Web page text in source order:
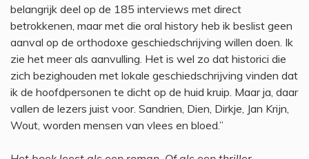
belangrijk deel op de 185 interviews met direct
betrokkenen, maar met die oral history heb ik beslist geen
aanval op de orthodoxe geschiedschrijving willen doen. Ik
zie het meer als aanvulling. Het is wel zo dat historici die
zich bezighouden met lokale geschiedschrijving vinden dat
ik de hoofdpersonen te dicht op de huid kruip. Maar ja, daar
vallen de lezers juist voor. Sandrien, Dien, Dirkje, Jan Krijn,
Wout, worden mensen van vlees en bloed.”